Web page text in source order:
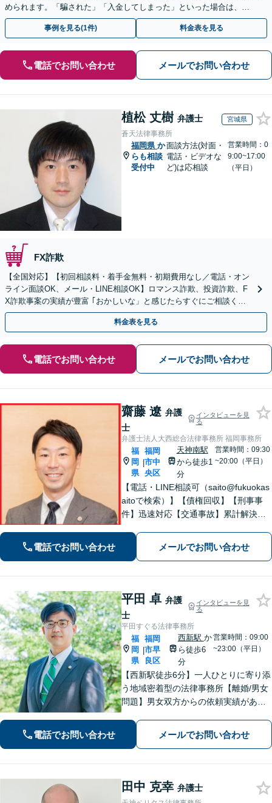
められます。「騙された」「入金してしまった」といった場合は、お
早めにご相談ください。【電話・メール・WEB相談可】
事例を見る(1件) 料金表を見る
電話でお問い合わせ メールでお問い合わせ
植松 丈樹 弁護士 宮城県
蒼天法律事務所
福岡県 か
らも相談
受付中
面談方法(対面・
電話・ビデオな
ど)は応相談
営業時間：0
9:00~17:00
（平日）
FX詐欺
【全国対応】【初回相談料・着手金無料・初期費用なし／電話・オン
ライン面談OK、メール・LINE相談OK】ロマンス詐欺、投資詐欺、F
X詐欺事案の実績が豊富 ｢おかしいな」と感じたらすぐにご相談くだ
さい。
料金表を見る
電話でお問い合わせ メールでお問い合わせ
齋藤 遼 弁護
士
インタビューを見
る
弁護士法人大西総合法律事務所 福岡事務所
福
岡
県
|
福岡
市中
央区
天神南駅
から徒歩1
分
営業時間：09:30
~20:00（平日）
【電話・LINE相談可（saito@fukuokas
aitoで検索）】【債権回収】【刑事事
件】迅速対応【交通事故】累計解決実
【初回相談無料】【プロ野球選手会公
認代理人】【九州・中国・沖縄対応】
電話でお問い合わせ メールでお問い合わせ
平田 卓 弁護
士
インタビューを見
る
平田すぐる法律事務所
福
岡
県
|
福岡
市早
良区
西新駅 か
ら徒歩6
分
営業時間：09:00
~23:00（平日）
【西新駅徒歩6分】一人ひとりに寄り添
う地域密着型の法律事務所【離婚/男女
問題】男女双方からの依頼実績があり
せんか？第3者の目線から、さまざまな
解決方法や選択肢の提示をいたします
電話でお問い合わせ メールでお問い合わせ
田中 克幸 弁護士